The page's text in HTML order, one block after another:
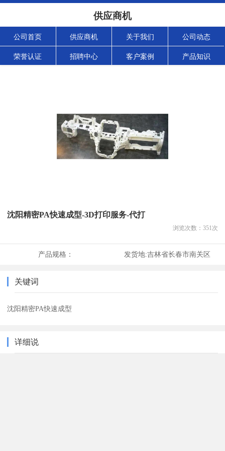
供应商机
公司首页 供应商机 关于我们 公司动态
荣誉认证 招聘中心 客户案例 产品知识
沈阳精密PA快速成型-3D打印服务-代打
浏览次数： 351次
产品规格： 发货地:吉林省长春市南关区
关键词
沈阳精密PA快速成型
详细说